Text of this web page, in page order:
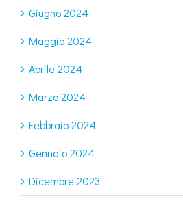
Giugno 2024
Maggio 2024
Aprile 2024
Marzo 2024
Febbraio 2024
Gennaio 2024
Dicembre 2023